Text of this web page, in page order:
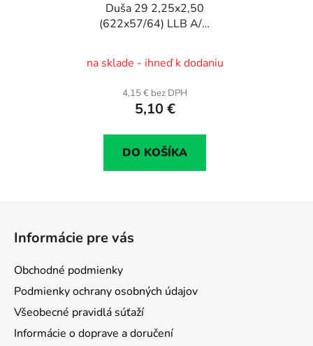
Duša 29 2,25x2,50
(622x57/64) LLB A/V
na sklade - ihneď k dodaniu
4,15 € bez DPH
5,10 €
DO KOŠÍKA
Informácie pre vás
Obchodné podmienky
Podmienky ochrany osobných údajov
Všeobecné pravidlá súťaží
Informácie o doprave a doručení